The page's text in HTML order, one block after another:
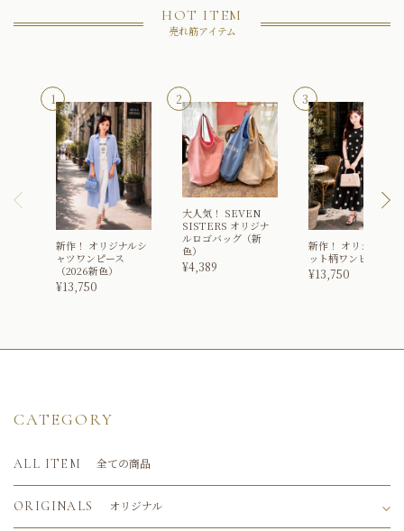
HOT ITEM
売れ筋アイテム
新作！ オリジナルシ
ャツワンピース
（2026新色）
¥13,750
大人気！ SEVEN
SISTERS オリジナ
ルロゴバッグ（新
色）
¥4,389
新作！ オリジナルド
ット柄ワンピース
¥13,750
CATEGORY
ALL ITEM 全ての商品
ORIGINALS オリジナル